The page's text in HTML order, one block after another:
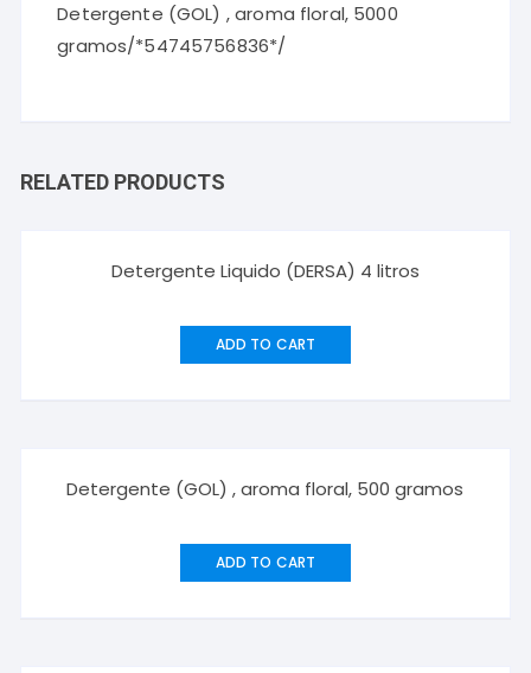
Detergente (GOL) , aroma floral, 5000
gramos/*54745756836*/
RELATED PRODUCTS
Detergente Liquido (DERSA) 4 litros
ADD TO CART
Detergente (GOL) , aroma floral, 500 gramos
ADD TO CART